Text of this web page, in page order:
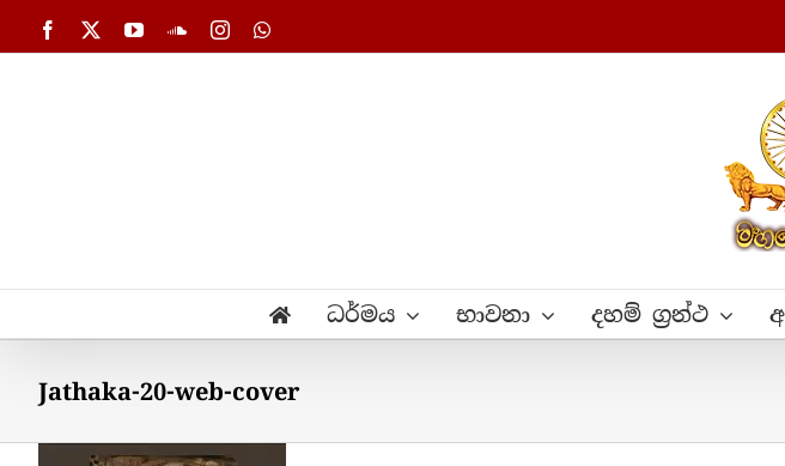
to
Facebook YouTubeSoundCloud
InstagramWhatsApp
ධර්මය භාවනා දහම් ග්‍රන්ථ
Jathaka-20-web-cover